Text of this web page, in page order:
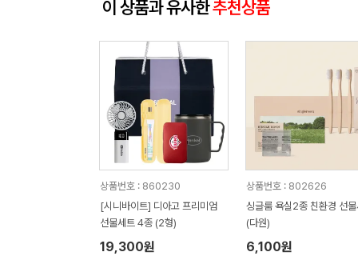
이 상품과 유사한추천상품
상품번호 : 860230
[시니바이트] 디아고 프리미엄
선물세트 4종 (2형)
19,300원
상품번호 : 802626
싱글룸 욕실2종 친환경 선물
(다원)
6,100원